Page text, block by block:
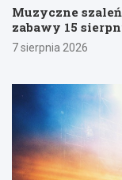
Muzyczne
zabawy 15
7 sierpnia 2026